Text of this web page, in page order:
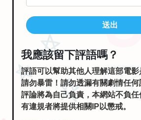
送出
我應該留下評語嗎？
評語可以幫助其他人理解這部電
請勿暴雷！請勿透漏有關劇情任
評論將為自己負責，本網站不負任
有違規者將提供相關IP以懲戒。